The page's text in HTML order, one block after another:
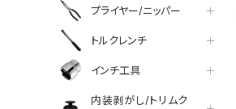
プライヤー/ニッパー
トルクレンチ
インチ工具
内装剥がし/トリムク